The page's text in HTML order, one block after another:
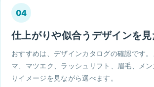
04
仕上がりや似合うデザインを
おすすめは、デザインカタログの確認です
マ、マツエク、ラッシュリフト、眉毛、メ
りイメージを見ながら選べます。